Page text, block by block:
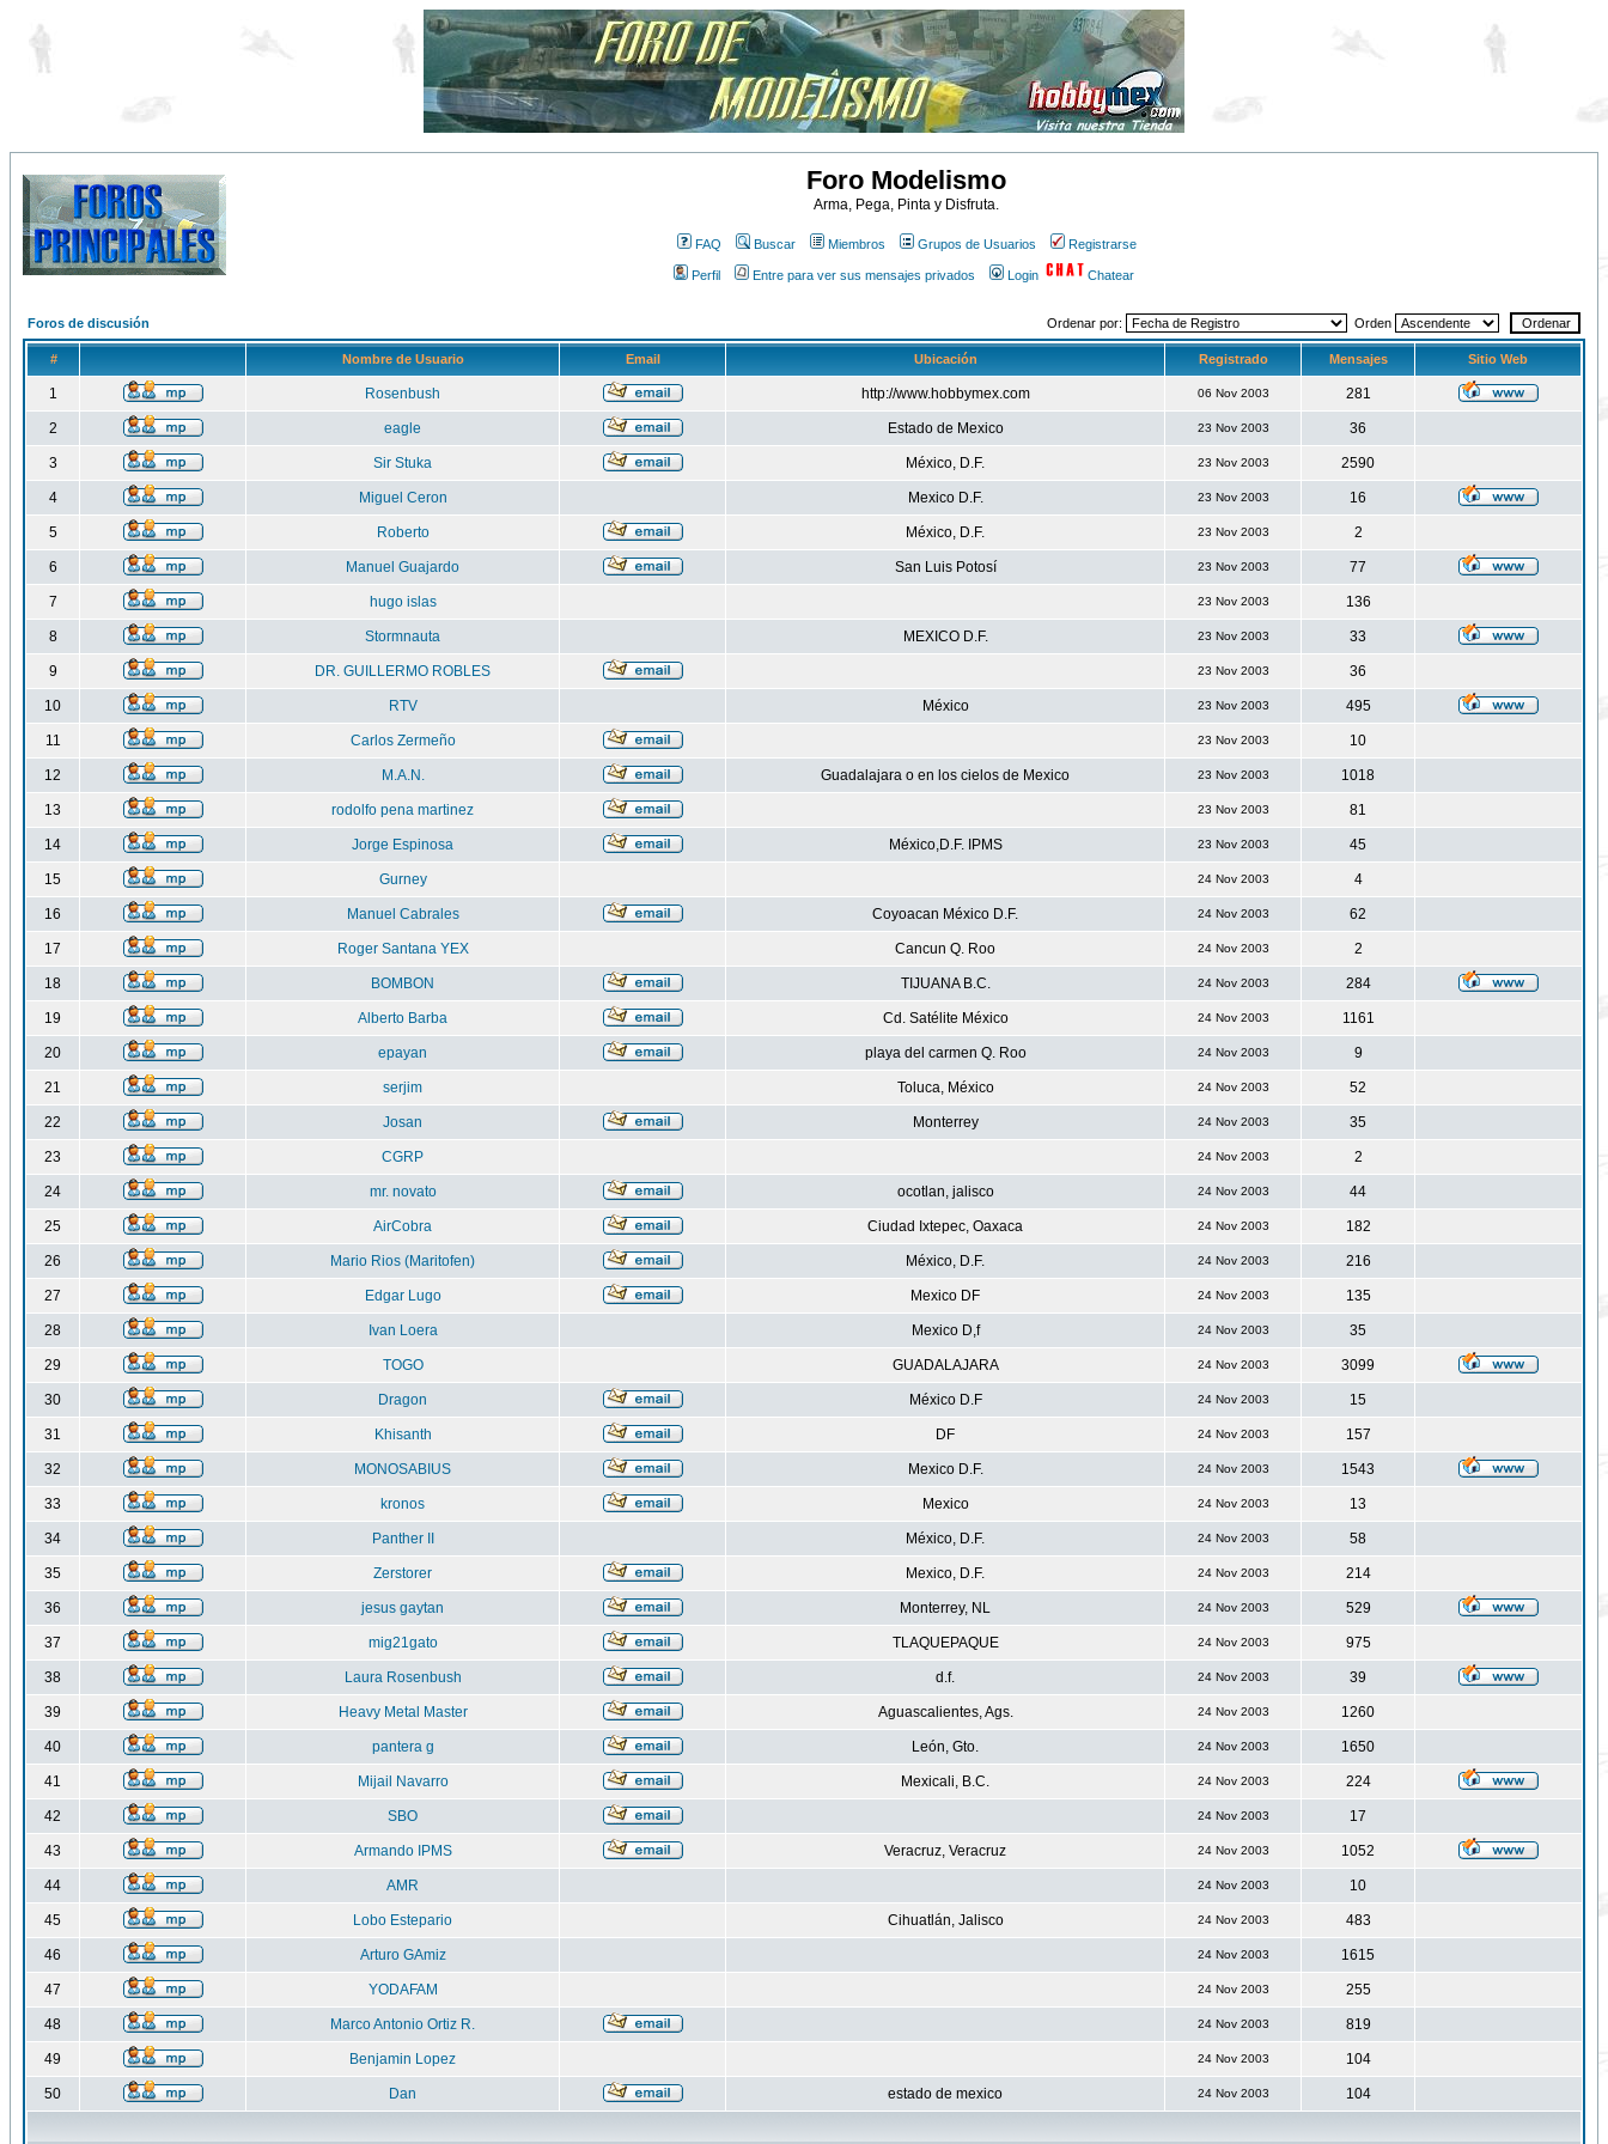
Foro Modelismo
Arma, Pega, Pinta y Disfruta.
FAQ Buscar Miembros Grupos de Usuarios Registrarse
Perfil Entre para ver sus mensajes privados Login Chatear
Foros de discusión Ordenar por: Orden
# Nombre de Usuario Email Ubicación Registrado Mensajes Sitio Web
1 Rosenbush http://www.hobbymex.com 06 Nov 2003 281
2 eagle Estado de Mexico 23 Nov 2003 36
3 Sir Stuka México, D.F. 23 Nov 2003 2590
4 Miguel Ceron Mexico D.F. 23 Nov 2003 16
5 Roberto México, D.F. 23 Nov 2003 2
6 Manuel Guajardo San Luis Potosí 23 Nov 2003 77
7 hugo islas 23 Nov 2003 136
8 Stormnauta MEXICO D.F. 23 Nov 2003 33
9 DR. GUILLERMO ROBLES 23 Nov 2003 36
10 RTV México 23 Nov 2003 495
11 Carlos Zermeño 23 Nov 2003 10
12 M.A.N. Guadalajara o en los cielos de Mexico 23 Nov 2003 1018
13 rodolfo pena martinez 23 Nov 2003 81
14 Jorge Espinosa México,D.F. IPMS 23 Nov 2003 45
15 Gurney 24 Nov 2003 4
16 Manuel Cabrales Coyoacan México D.F. 24 Nov 2003 62
17 Roger Santana YEX Cancun Q. Roo 24 Nov 2003 2
18 BOMBON TIJUANA B.C. 24 Nov 2003 284
19 Alberto Barba Cd. Satélite México 24 Nov 2003 1161
20 epayan playa del carmen Q. Roo 24 Nov 2003 9
21 serjim Toluca, México 24 Nov 2003 52
22 Josan Monterrey 24 Nov 2003 35
23 CGRP 24 Nov 2003 2
24 mr. novato ocotlan, jalisco 24 Nov 2003 44
25 AirCobra Ciudad Ixtepec, Oaxaca 24 Nov 2003 182
26 Mario Rios (Maritofen) México, D.F. 24 Nov 2003 216
27 Edgar Lugo Mexico DF 24 Nov 2003 135
28 Ivan Loera Mexico D,f 24 Nov 2003 35
29 TOGO GUADALAJARA 24 Nov 2003 3099
30 Dragon México D.F 24 Nov 2003 15
31 Khisanth DF 24 Nov 2003 157
32 MONOSABIUS Mexico D.F. 24 Nov 2003 1543
33 kronos Mexico 24 Nov 2003 13
34 Panther II México, D.F. 24 Nov 2003 58
35 Zerstorer Mexico, D.F. 24 Nov 2003 214
36 jesus gaytan Monterrey, NL 24 Nov 2003 529
37 mig21gato TLAQUEPAQUE 24 Nov 2003 975
38 Laura Rosenbush d.f. 24 Nov 2003 39
39 Heavy Metal Master Aguascalientes, Ags. 24 Nov 2003 1260
40 pantera g León, Gto. 24 Nov 2003 1650
41 Mijail Navarro Mexicali, B.C. 24 Nov 2003 224
42 SBO 24 Nov 2003 17
43 Armando IPMS Veracruz, Veracruz 24 Nov 2003 1052
44 AMR 24 Nov 2003 10
45 Lobo Estepario Cihuatlán, Jalisco 24 Nov 2003 483
46 Arturo GAmiz 24 Nov 2003 1615
47 YODAFAM 24 Nov 2003 255
48 Marco Antonio Ortiz R. 24 Nov 2003 819
49 Benjamin Lopez 24 Nov 2003 104
50 Dan estado de mexico 24 Nov 2003 104